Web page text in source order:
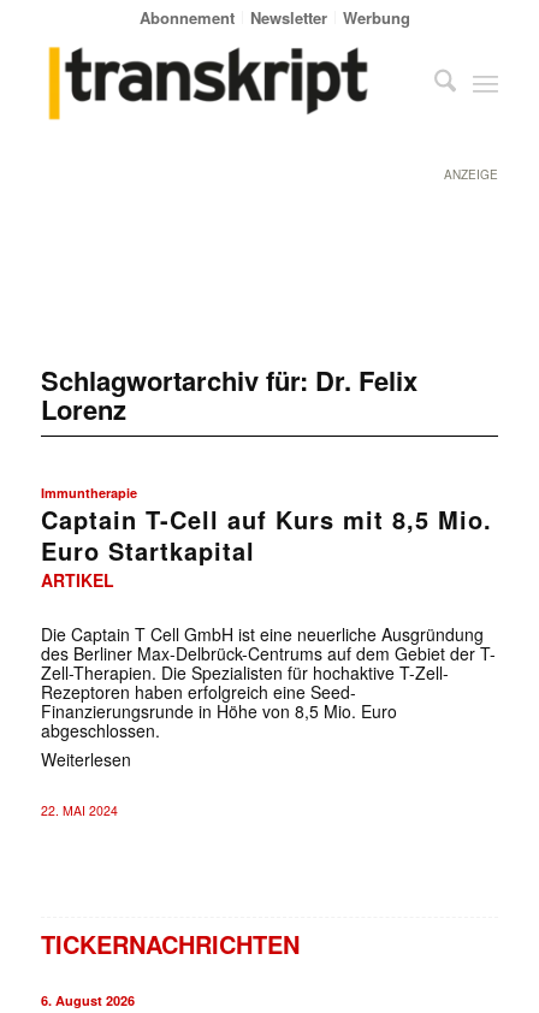
Abonnement Newsletter Werbung
ANZEIGE
Schlagwortarchiv für: Dr. Felix
Lorenz
Immuntherapie
Captain T-Cell auf Kurs mit 8,5 Mio.
Euro Startkapital
ARTIKEL
Die Captain T Cell GmbH ist eine neuerliche Ausgründung
des Berliner Max-Delbrück-Centrums auf dem Gebiet der T-
Zell-Therapien. Die Spezialisten für hochaktive T-Zell-
Rezeptoren haben erfolgreich eine Seed-
Finanzierungsrunde in Höhe von 8,5 Mio. Euro
abgeschlossen.
Weiterlesen
22. MAI 2024
TICKERNACHRICHTEN
6. August 2026